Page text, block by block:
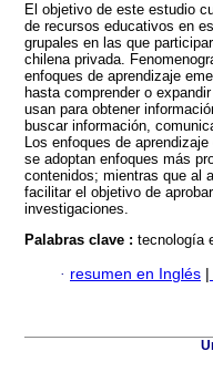
El objetivo de este estudio
de recursos educativos en
grupales en las que
chilena privada.
enfoques de aprendizaje
hasta comprender o
usan para obtener
buscar información,
Los enfoques de
se adoptan enfoques más
contenidos; mientras que al
facilitar el objetivo de
investigaciones.
Palabras clave : tecnología
· resumen en Inglés |